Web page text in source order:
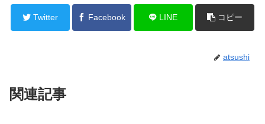
Twitter Facebook LINE コピー
atsushi
関連記事